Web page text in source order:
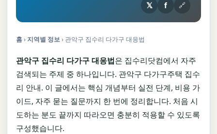
𝕏 f 🔗
홈› 지역별 정보› 관악구 집수리 다가구 대응법
관악구 집수리 다가구 대응법은 집수리닷컴에서 자주
검색되는 주제 중 하나입니다. 관악구 다가구주택 집수
리 안내. 이 글에서는 핵심 개념부터 실전 단계, 비용 가
이드, 자주 묻는 질문까지 한 번에 정리합니다. 처음 시
도하는 분도 끝까지 따라오면 충분히 적용할 수 있도록
구성했습니다.